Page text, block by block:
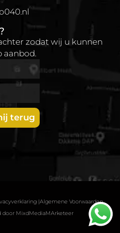
zodat wij u kunnen
aanbod.
terug
|Algemene Voorwaarden
door MixdMediaMArketeer